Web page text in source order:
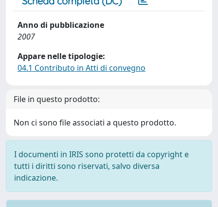
Anno di pubblicazione
2007
Appare nelle tipologie:
04.1 Contributo in Atti di convegno
File in questo prodotto:
Non ci sono file associati a questo prodotto.
I documenti in IRIS sono protetti da copyright e
tutti i diritti sono riservati, salvo diversa
indicazione.